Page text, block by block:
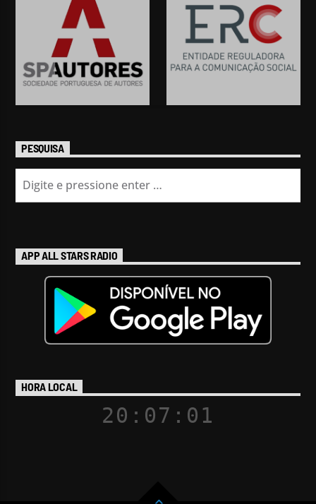
PESQUISA
APP ALL STARS RADIO
HORA LOCAL
20:07:03